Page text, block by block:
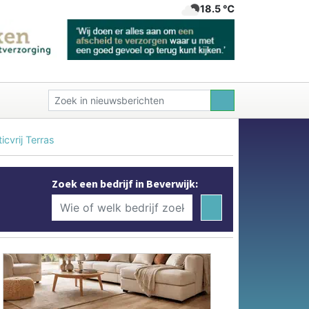
18.5 ℃
Terras
Zoek een bedrijf in Beverwijk: